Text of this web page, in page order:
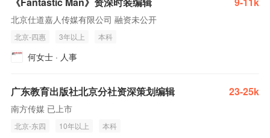
北京仕道嘉人传媒有限公司 融资未公开
北京-四惠 3年以上 本科
何女士 · 人事
广东教育出版社北京分社资深策划编辑 23-25k
南方传媒 已上市
北京-东四 10年以上 本科